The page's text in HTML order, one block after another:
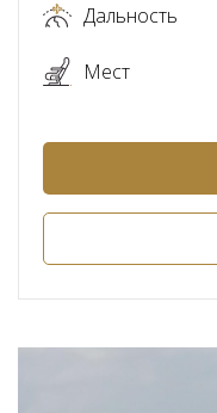
Дальность
Мест